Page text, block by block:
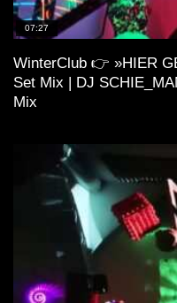
07:27
WinterClub 👉 »HIER
Set Mix | DJ
Mix